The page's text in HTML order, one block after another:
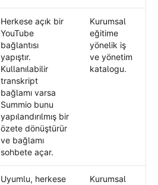
Herkese açık bir
YouTube
bağlantısı
yapıştır.
Kullanılabilir
transkript
bağlamı varsa
Summio bunu
yapılandırılmış bir
özete dönüştürür
ve bağlamı
sohbete açar.
Kurumsal
eğitime
yönelik iş
ve yönetim
katalogu.
Uyumlu, herkese
Kurumsal